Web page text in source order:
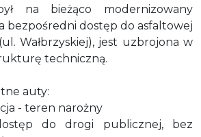
na bieżąco modernizowany
bezpośredni dostęp do asfaltowej
Wałbrzyskiej), jest uzbrojona w
techniczną.
auty:
- teren narożny
do drogi publicznej, bez